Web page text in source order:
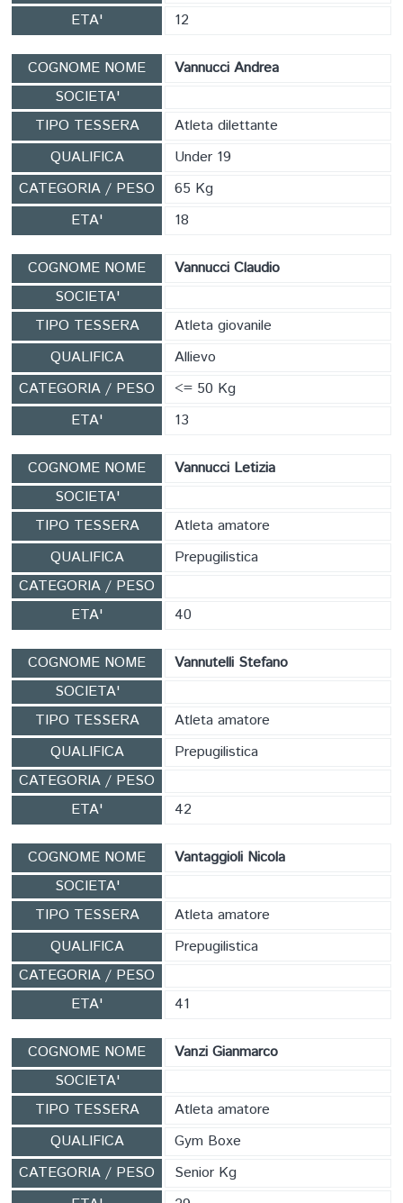
ETA'
12
COGNOME NOME
Vannucci Andrea
SOCIETA'
TIPO TESSERA
Atleta dilettante
QUALIFICA
Under 19
CATEGORIA / PESO
65 Kg
ETA'
18
COGNOME NOME
Vannucci Claudio
SOCIETA'
TIPO TESSERA
Atleta giovanile
QUALIFICA
Allievo
CATEGORIA / PESO
<= 50 Kg
ETA'
13
COGNOME NOME
Vannucci Letizia
SOCIETA'
TIPO TESSERA
Atleta amatore
QUALIFICA
Prepugilistica
CATEGORIA / PESO
ETA'
40
COGNOME NOME
Vannutelli Stefano
SOCIETA'
TIPO TESSERA
Atleta amatore
QUALIFICA
Prepugilistica
CATEGORIA / PESO
ETA'
42
COGNOME NOME
Vantaggioli Nicola
SOCIETA'
TIPO TESSERA
Atleta amatore
QUALIFICA
Prepugilistica
CATEGORIA / PESO
ETA'
41
COGNOME NOME
Vanzi Gianmarco
SOCIETA'
TIPO TESSERA
Atleta amatore
QUALIFICA
Gym Boxe
CATEGORIA / PESO
Senior Kg